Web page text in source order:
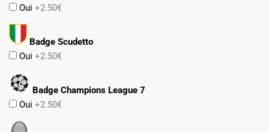
Oui +2.50€
Badge Scudetto
Oui +2.50€
Badge Champions League 7
Oui +2.50€